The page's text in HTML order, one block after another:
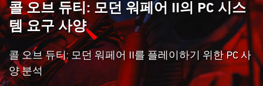
콜 오브 듀티: 모던 워페어 II의 PC 시스
템 요구 사양
콜 오브 듀티: 모던 워페어 II를 플레이하기 위한 PC 사
양 분석